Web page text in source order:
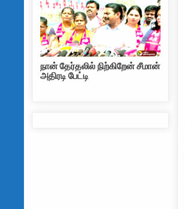
நான் தேர்தலில் நிற்கிறேன் சீமான்
அதிரடி பேட்டி